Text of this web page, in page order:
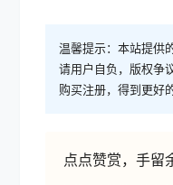
温馨提示：本站提供
请用户自负，版权争
购买注册，得到更好
点点赞赏，手留